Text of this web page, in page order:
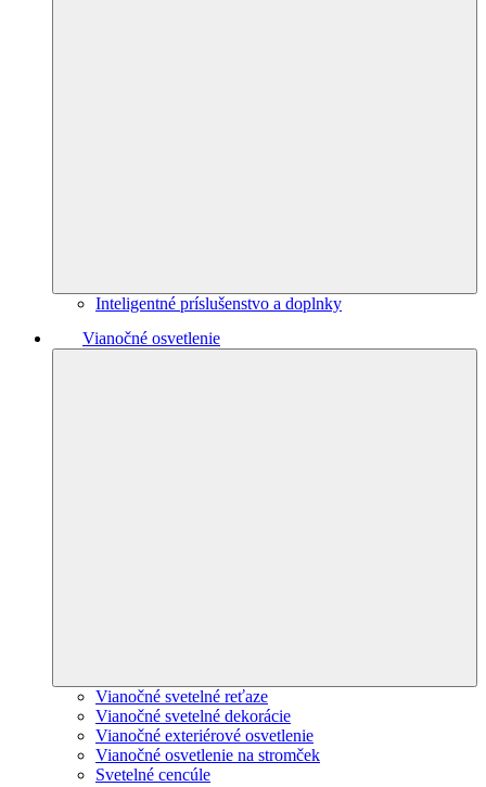
Inteligentné príslušenstvo a doplnky
Vianočné osvetlenie
Vianočné svetelné reťaze
Vianočné svetelné dekorácie
Vianočné exteriérové osvetlenie
Vianočné osvetlenie na stromček
Svetelné cencúle